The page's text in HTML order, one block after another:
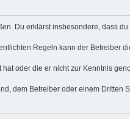
Du erklärst insbesondere, dass
Regeln kann der Betreiber
oder die er nicht zur Kenntnis
dem Betreiber oder einem Dritten